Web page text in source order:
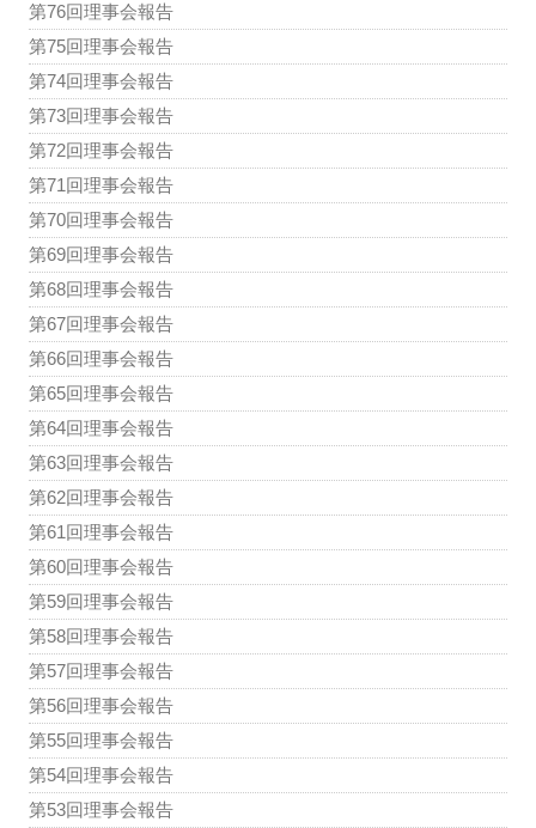
第76回理事会報告
第75回理事会報告
第74回理事会報告
第73回理事会報告
第72回理事会報告
第71回理事会報告
第70回理事会報告
第69回理事会報告
第68回理事会報告
第67回理事会報告
第66回理事会報告
第65回理事会報告
第64回理事会報告
第63回理事会報告
第62回理事会報告
第61回理事会報告
第60回理事会報告
第59回理事会報告
第58回理事会報告
第57回理事会報告
第56回理事会報告
第55回理事会報告
第54回理事会報告
第53回理事会報告